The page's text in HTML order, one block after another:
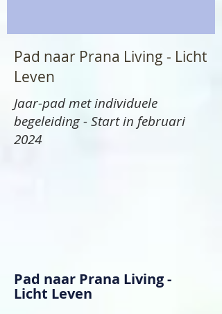
Pad naar Prana Living - Licht
Leven
Jaar-pad met individuele
begeleiding - Start in februari
2024
Pad naar Prana Living-
Licht Leven